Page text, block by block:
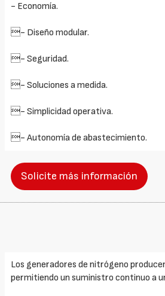
- Economía.
- Diseño modular.
- Seguridad.
- Soluciones a medida.
- Simplicidad operativa.
- Autonomía de abastecimiento.
Solicite más información
Los generadores de nitrógeno
permitiendo un suministro continuo a